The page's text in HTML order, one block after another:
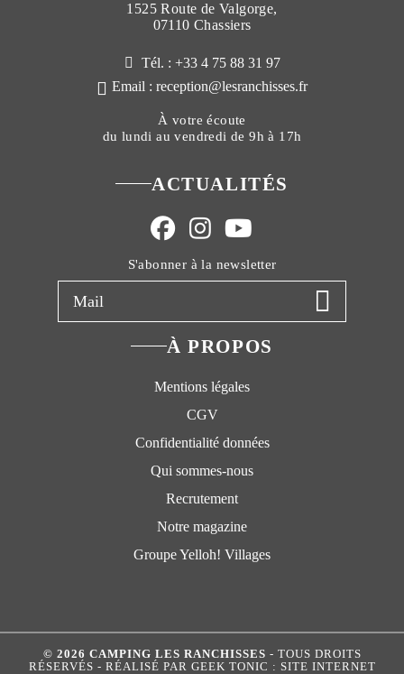
1525 Route de Valgorge,
07110 Chassiers
Tél. : +33 4 75 88 31 97
Email : reception@lesranchisses.fr
À votre écoute
du lundi au vendredi de 9h à 17h
ACTUALITÉS
S'abonner à la newsletter
À PROPOS
Mentions légales
CGV
Confidentialité données
Qui sommes-nous
Recrutement
Notre magazine
Groupe Yelloh! Villages
© 2026 CAMPING LES RANCHISSES - TOUS DROITS
RÉSERVÉS - RÉALISÉ PAR GEEK TONIC : SITE INTERNET